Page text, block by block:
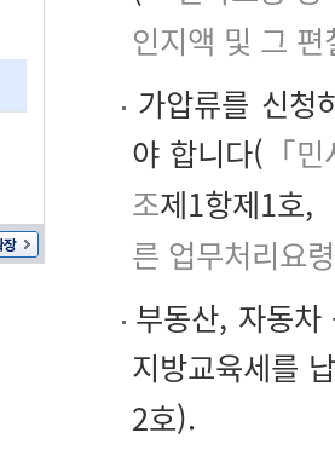
인지액 및 그
가압류를 신청
야 합니다( 「
조제1항제1호,
른 업무처리요령
부동산, 자동
지방교육세를
2호).